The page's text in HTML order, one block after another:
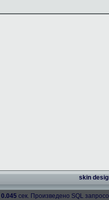
skin
0.045 сек. Произведено SQL